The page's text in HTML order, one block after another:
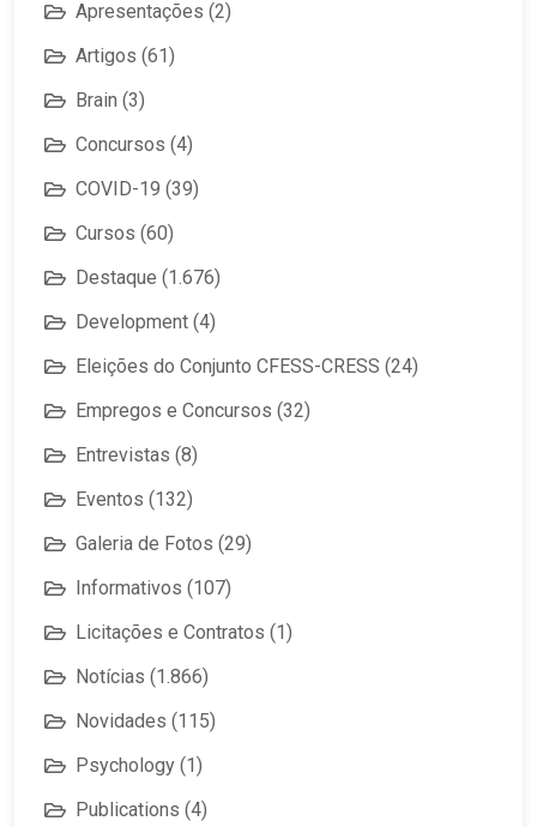
Apresentações (2)
Artigos (61)
Brain (3)
Concursos (4)
COVID-19 (39)
Cursos (60)
Destaque (1.676)
Development (4)
Eleições do Conjunto CFESS-CRESS (24)
Empregos e Concursos (32)
Entrevistas (8)
Eventos (132)
Galeria de Fotos (29)
Informativos (107)
Licitações e Contratos (1)
Notícias (1.866)
Novidades (115)
Psychology (1)
Publications (4)